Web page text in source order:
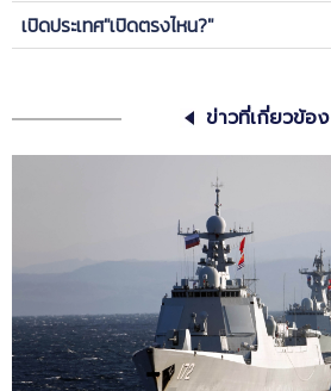
เปิดประเทศ"เปิดตรงไหน?"
ข่าวที่เกี่ยวข้อง